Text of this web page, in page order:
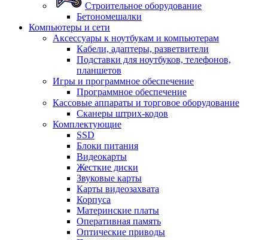
Строительное оборудование
Бетономешалки
Компьютеры и сети
Аксессуары к ноутбукам и компьютерам
Кабели, адаптеры, разветвители
Подставки для ноутбуков, телефонов,
планшетов
Игры и программное обеспечение
Программное обеспечение
Кассовые аппараты и торговое оборудование
Сканеры штрих-кодов
Комплектующие
SSD
Блоки питания
Видеокарты
Жесткие диски
Звуковые карты
Карты видеозахвата
Корпуса
Материнские платы
Оперативная память
Оптические приводы